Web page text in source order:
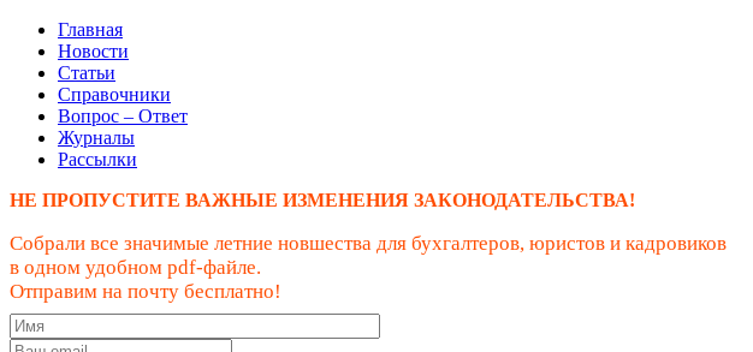
Главная
Новости
Статьи
Справочники
Вопрос – Ответ
Журналы
Рассылки
НЕ ПРОПУСТИТЕ ВАЖНЫЕ ИЗМЕНЕНИЯ ЗАКОНОДАТЕЛЬСТВА!
Собрали все значимые летние новшества для бухгалтеров, юристов и кадровиков
в одном удобном pdf-файле.
Отправим на почту бесплатно!